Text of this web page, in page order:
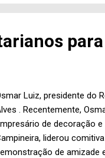
a comprovação do que
Luiz, presidente do
. Recentemente,
de decoração
liderou
de amizade